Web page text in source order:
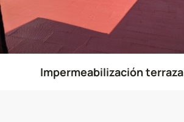
Impermeabilización terraza